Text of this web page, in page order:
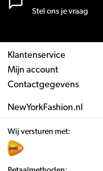
Stel ons je vraag
Klantenservice
Mijn account
Contactgegevens
NewYorkFashion.nl
Wij versturen met: